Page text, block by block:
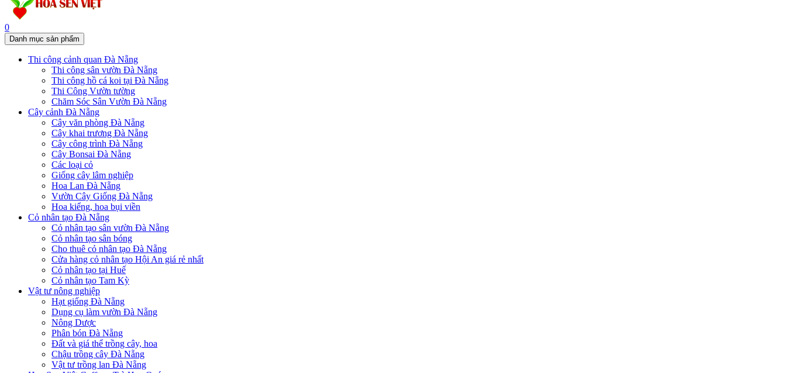
0
Danh mục sản phẩm
Thi công cảnh quan Đà Nẵng
Thi công sân vườn Đà Nẵng
Thi công hồ cá koi tại Đà Nẵng
Thi Công Vườn tường
Chăm Sóc Sân Vườn Đà Nẵng
Cây cảnh Đà Nẵng
Cây văn phòng Đà Nẵng
Cây khai trương Đà Nẵng
Cây công trình Đà Nẵng
Cây Bonsai Đà Nẵng
Các loại cỏ
Giống cây lâm nghiệp
Hoa Lan Đà Nẵng
Vườn Cây Giống Đà Nẵng
Hoa kiểng, hoa bụi viền
Cỏ nhân tạo Đà Nẵng
Cỏ nhân tạo sân vườn Đà Nẵng
Cỏ nhân tạo sân bóng
Cho thuê cỏ nhân tạo Đà Nẵng
Cửa hàng cỏ nhân tạo Hội An giá rẻ nhất
Cỏ nhân tạo tại Huế
Cỏ nhân tạo Tam Kỳ
Vật tư nông nghiệp
Hạt giống Đà Nẵng
Dụng cụ làm vườn Đà Nẵng
Nông Dược
Phân bón Đà Nẵng
Đất và giá thể trồng cây, hoa
Chậu trồng cây Đà Nẵng
Vật tư trồng lan Đà Nẵng